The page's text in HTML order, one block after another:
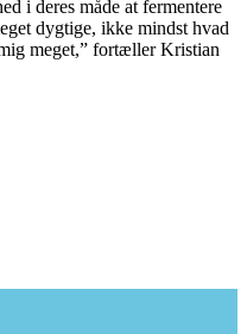
i deres måde at fermentere
dygtige, ikke mindst hvad
meget,” fortæller Kristian